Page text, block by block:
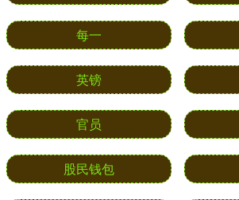
每一
英镑
官员
股民钱包